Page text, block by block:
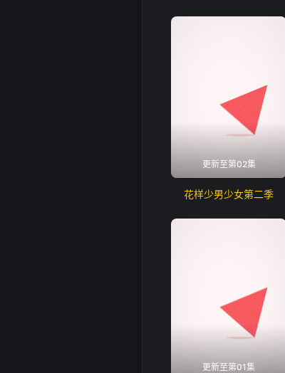
更新至第02集
花样少男少女第二季
更新至第01集